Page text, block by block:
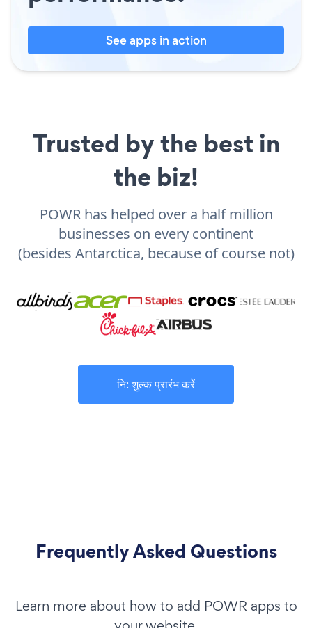
See apps in action
Trusted by the best in
the biz!
POWR has helped over a half million
businesses on every continent
(besides Antarctica, because of course not)
नि: शुल्क प्रारंभ करें
Frequently Asked Questions
Learn more about how to add POWR apps to